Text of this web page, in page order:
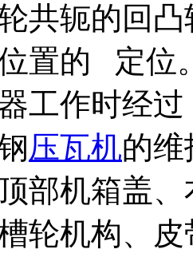
轮共轭的回
置的 定位
工作时经
压瓦机的
部机箱盖
轮机构、